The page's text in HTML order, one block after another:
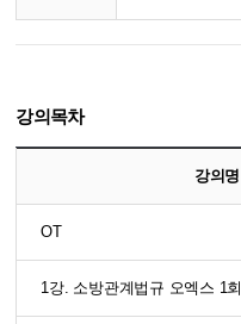
강의목차
강의명
OT
1강. 소방관계법규 오엑스 1회